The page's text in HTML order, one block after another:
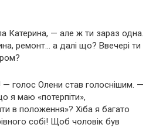
Катерина, — але ж ти зараз одна.
ремонт… а далі що? Ввечері ти
голос Олени став голоснішим. —
я маю «потерпіти»,
в положення»? Хіба я багато
собі! Щоб чоловік був